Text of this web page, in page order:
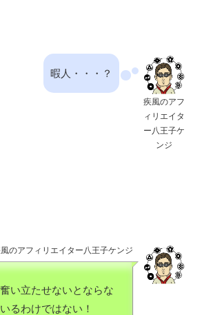
疾風のアフ
ィリエイタ
ー八王子ケ
ンジ
暇人・・・？
のアフィリエイター八王子ケンジ
い立たせないとならな
るわけではない！